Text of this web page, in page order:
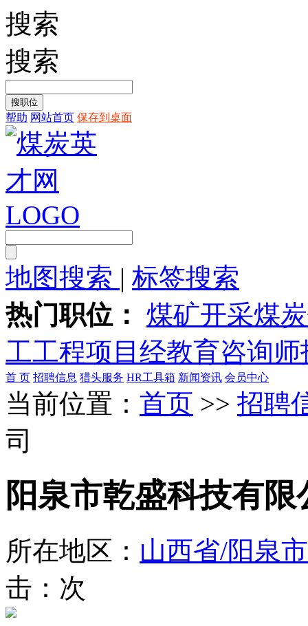
搜索
搜索
帮助 网站首页 保存到桌面
地图搜索 | 标签搜索
热门职位： 煤矿开采煤
工工程项目经教育咨询师
首 页 招聘信息 猎头服务 HR工具箱 新闻资讯 会员中心
当前位置： 首页 >> 招聘
司
阳泉市乾盛科技有限
所在地区： 山西省/阳泉市
击： 次